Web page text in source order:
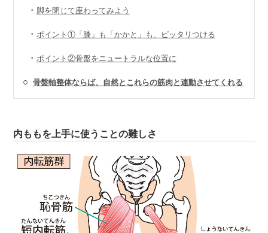
・ 脚を閉じて座わってみよう
・ ポイント①「膝」も「かかと」も、ピッタリつける
・ ポイント②骨盤をニュートラルな位置に
○骨盤軸整体ならば、自然とこれらの筋肉と連動させてくれる
内ももを上手に使うことの難しさ